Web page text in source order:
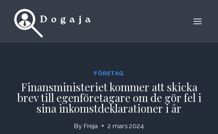
FÖRETAG
Finansministeriet kommer att skicka
brev till egenföretagare om de gör fel i
sina inkomstdeklarationer i år
By Freja 2 mars 2024